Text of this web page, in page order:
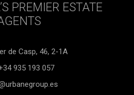
PREMIER ESTATE
de Casp, 46, 2-1A
935 193 057